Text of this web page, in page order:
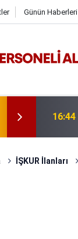
Günün Haberleri
16:44
İŞKUR İlanları